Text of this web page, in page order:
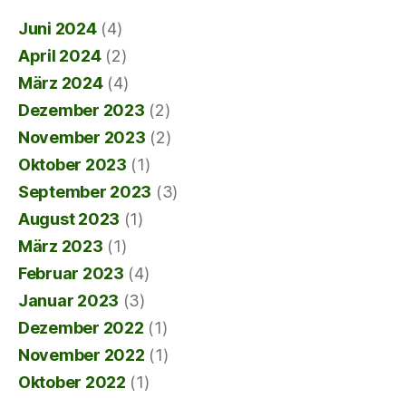
Juni 2024(4)
April 2024(2)
März 2024(4)
Dezember 2023 (2)
November 2023 (2)
Oktober 2023 (1)
September 2023 (3)
August 2023 (1)
März 2023 (1)
Februar 2023 (4)
Januar 2023 (3)
Dezember 2022 (1)
November 2022 (1)
Oktober 2022 (1)